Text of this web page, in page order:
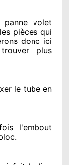
volet
pièces qui
donc ici
plus
le tube en
l'embout